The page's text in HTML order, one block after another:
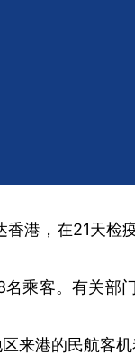
港，在21天检
乘客。有关
来港的民航客机